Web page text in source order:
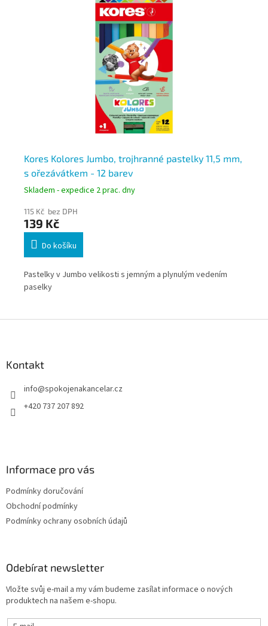
Kores Kolores Jumbo, trojhranné pastelky 11,5 mm,
s ořezávátkem - 12 barev
Skladem - expedice 2 prac. dny
115 Kč bez DPH
139 Kč
Do košíku
Pastelky v Jumbo velikosti s jemným a plynulým vedením
paselky
Kontakt
info@spokojenakancelar.cz
+420 737 207 892
Informace pro vás
Podmínky doručování
Obchodní podmínky
Podmínky ochrany osobních údajů
Odebírat newsletter
Vložte svůj e-mail a my vám budeme zasílat informace o nových
produktech na našem e-shopu.